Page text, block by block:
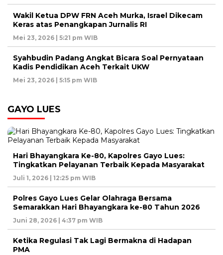
Wakil Ketua DPW FRN Aceh Murka, Israel Dikecam
Keras atas Penangkapan Jurnalis RI
Mei 23, 2026 | 5:21 pm WIB
Syahbudin Padang Angkat Bicara Soal Pernyataan
Kadis Pendidikan Aceh Terkait UKW
Mei 23, 2026 | 5:15 pm WIB
GAYO LUES
Hari Bhayangkara Ke-80, Kapolres Gayo Lues:
Tingkatkan Pelayanan Terbaik Kepada Masyarakat
Juli 1, 2026 | 12:25 pm WIB
Polres Gayo Lues Gelar Olahraga Bersama
Semarakkan Hari Bhayangkara ke-80 Tahun 2026
Juni 28, 2026 | 4:37 pm WIB
Ketika Regulasi Tak Lagi Bermakna di Hadapan
PMA